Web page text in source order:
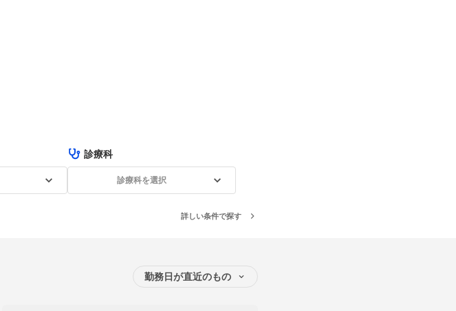
診療科
診療科を選択
詳しい条件で探す
勤務日が直近のもの